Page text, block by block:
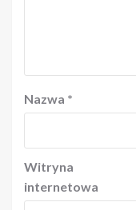
Nazwa *
Witryna
internetowa